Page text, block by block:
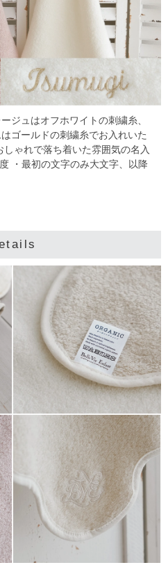
ジュはオフホワイトの刺繍糸、
ゴールドの刺繍糸でお入れいた
しゃれで落ち着いた雰囲気の名入
・最初の文字のみ大文字、以降